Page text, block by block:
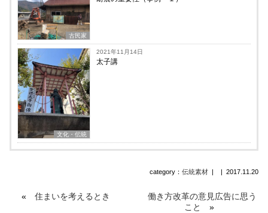
古民家
文化・伝統
2021年11月14日
太子講
category：伝統素材 | |2017.11.20
« 住まいを考えるとき
働き方改革の意見広告に思う
こと
»